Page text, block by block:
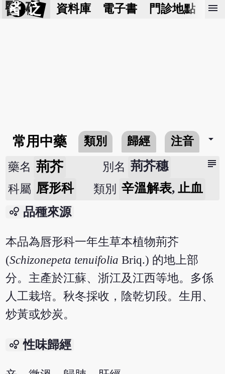
醫 砭 資料庫 電子書 門診地點 預
menu
常用中藥 類別 歸經 注音 arrow_drop_down
subject
藥名 荊芥 別名 荊芥穗
科屬 唇形科 類別 辛溫解表, 止血
bubble_chart 品種來源
本品為唇形科一年生草本植物荊芥
(Schizonepeta tenuifolia Briq.) 的地上部
分。主產於江蘇、浙江及江西等地。多係
人工栽培。秋冬採收，陰乾切段。生用、
炒黃或炒炭。
bubble_chart 性味歸經